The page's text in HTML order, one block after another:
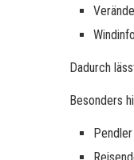
Dadurch
Besonders
Pendler